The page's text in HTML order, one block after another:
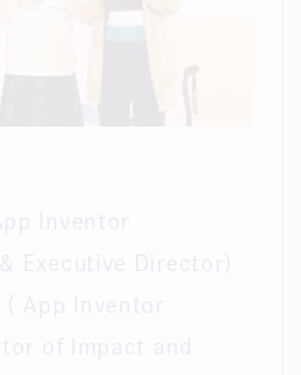
Inventor
Executive Director）
App Inventor
of Impact and